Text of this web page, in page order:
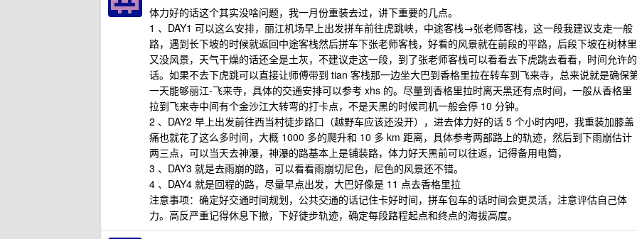
体力好的话这个其实没啥问题，我一月份重装去过，讲下重要的几点。
1 、DAY1 可以这么安排，丽江机场早上出发拼车前往虎跳峡，中途客栈→张老师客栈，这一段我建议支走一般
路，遇到长下坡的时候就返回中途客栈然后拼车下张老师客栈，好看的风景就在前段的平路，后段下坡在树林里
又没风景，天气干燥的话还全是土灰，不建议走这一段，到了张老师客栈可以看看去下虎跳去看看，时间允许的
话。如果不去下虎跳可以直接让师傅带到 tian 客栈那一边坐大巴到香格里拉在转车到飞来寺，总来说就是确保
一天能够丽江-飞来寺，具体的交通安排可以参考 xhs 的。尽量到香格里拉时离天黑还有点时间，一般从香格里
拉到飞来寺中间有个金沙江大转弯的打卡点，不是天黑的时候司机一般会停 10 分钟。
2 、DAY2 早上出发前往西当村徒步路口（越野车应该还没开），进去体力好的话 5 个小时内吧，我重装加膝盖
痛也就花了这么多时间，大概 1000 多的爬升和 10 多 km 距离，具体参考两部路上的轨迹，然后到下雨崩估计
两三点，可以当天去神瀑，神瀑的路基本上是铺装路，体力好天黑前可以往返，记得备用电筒，
3 、DAY3 就是去雨崩的路，可以看看雨崩切尼色，尼色的风景还不错。
4 、DAY4 就是回程的路，尽量早点出发，大巴好像是 11 点去香格里拉
注意事项：确定好交通时间规划，公共交通的话记住卡好时间，拼车包车的话时间会更灵活，注意评估自己体
力。高反严重记得休息下撤，下好徒步轨迹，确定每段路程起点和终点的海拔高度。